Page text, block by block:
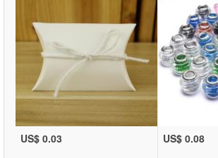
US$ 0.03 US$ 0.08